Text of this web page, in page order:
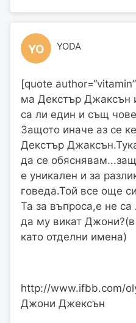
YO YODA
[quote
ма Декстър
са ли един и същ
Защото иначе аз се
Декстър
да се
е уникален и за
говеда.Той все още
Та за въпроса,е не
да му викат Джони?(в
като отделни имена)
http://www.ifbb.com/
Джони Джексън